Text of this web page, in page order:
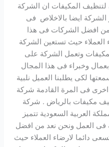
المكيفات ان الشركة
ايضا بالاخلاص فى
افضل الشركات فى هذا
حيث تستعين الشركة
وتعمل الشركة على
وخبراء فى هذا المجال
لكى يطلبنا العميل نلبية
فى المرة القادمة شركة
مكيفات بالرياض . شركة
العربية السعودية تتميز
فى العمل ونحن نعد من افضل
دائما لارضاء العملاء حيث